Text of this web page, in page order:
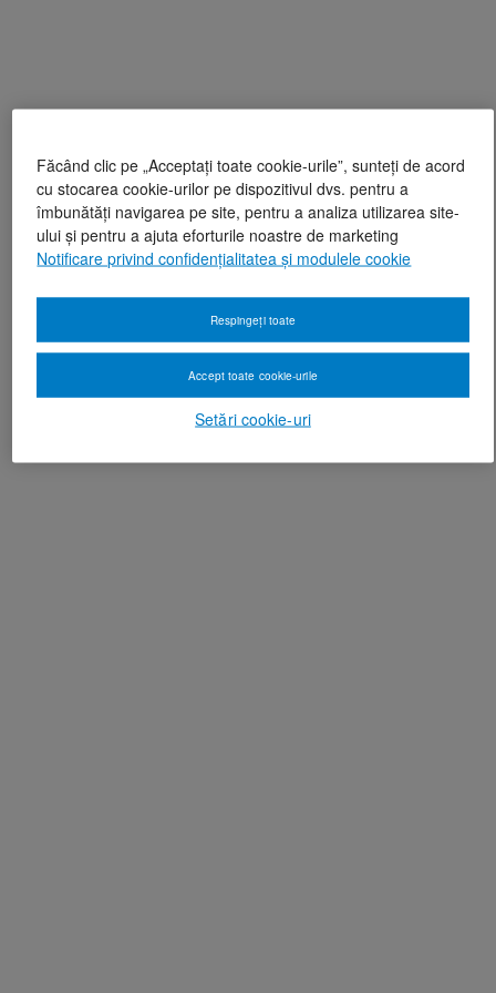
Făcând clic pe „Acceptați toate cookie-urile”, sunteți de acord
cu stocarea cookie-urilor pe dispozitivul dvs. pentru a
îmbunătăți navigarea pe site, pentru a analiza utilizarea site-
ului și pentru a ajuta eforturile noastre de marketing
Notificare privind confidențialitatea și modulele cookie
Setări cookie-uri
Respingeți toate
Accept toate cookie-urile